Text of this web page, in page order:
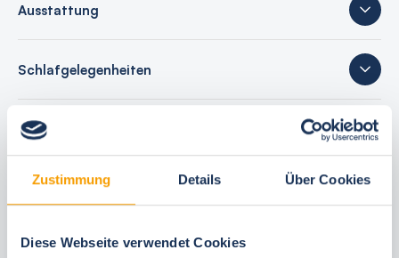
Zustimmung Details Über Cookies
Diese Webseite verwendet Cookies
Ausstattung
Schlafgelegenheiten
23 Bewertungen